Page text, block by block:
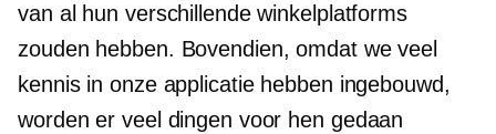
van al hun verschillende winkelplatforms
zouden hebben. Bovendien, omdat we veel
kennis in onze applicatie hebben ingebouwd,
worden er veel dingen voor hen gedaan